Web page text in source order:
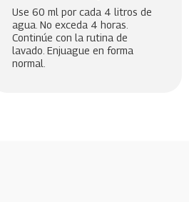
Use 60 ml por cada 4 litros de
agua. No exceda 4 horas.
Continúe con la rutina de
lavado. Enjuague en forma
normal.